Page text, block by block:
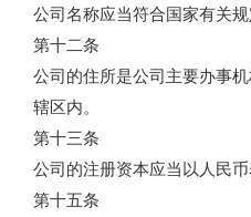
公司名称应当符合国家有关
第十二条
公司的住所是公司主要办事
辖区内。
第十三条
公司的注册资本应当以人民
第十五条